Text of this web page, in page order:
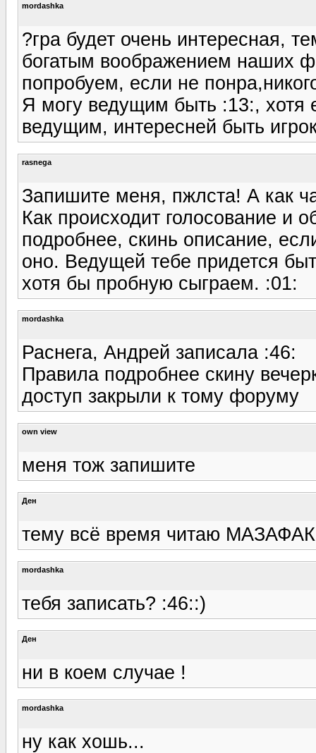
mordashka
?гра будет очень интересная,
богатым воображением наших
попробуем, если не
Я могу ведущим быть :13:, хотя
ведущим, интересней быть
rasnega
Запишите меня, пжлста! А как
Как происходит голосование и
подробнее, скинь описание,
оно. Ведущей тебе придется
хотя бы пробную сыграем. :01:
mordashka
Раснега, Андрей записала :46:
Правила подробнее скину
доступ закрыли к тому форуму
own view
меня тож запишите
Ден
тему всё время читаю
mordashka
тебя записать? :46::)
Ден
ни в коем случае !
mordashka
ну как хошь...